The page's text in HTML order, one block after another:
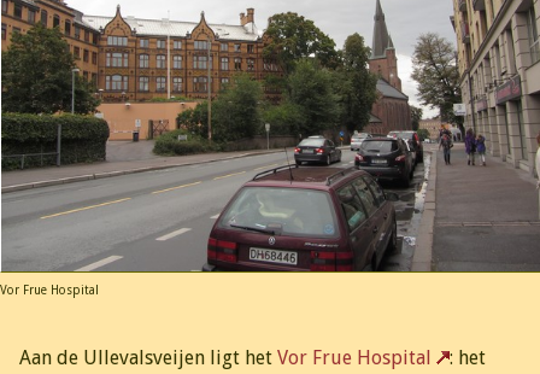
Vor Frue Hospital
Aan de Ullevalsveijen ligt het Vor Frue Hospital
: het